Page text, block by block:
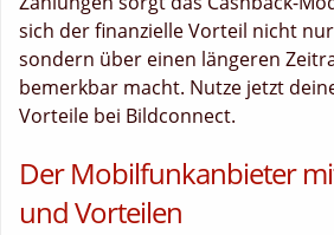
sich der finanzielle Vorteil nicht
sondern über einen längeren
bemerkbar macht. Nutze jetzt
Vorteile bei Bildconnect.
Der Mobilfunkanbieter
und Vorteilen